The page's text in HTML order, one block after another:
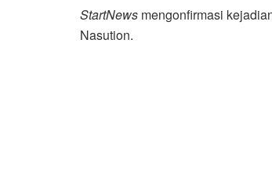
StartNews mengonfirmasi
Nasution.